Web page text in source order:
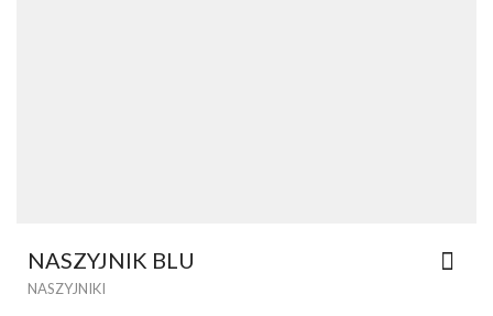
NASZYJNIK BLU
NASZYJNIKI